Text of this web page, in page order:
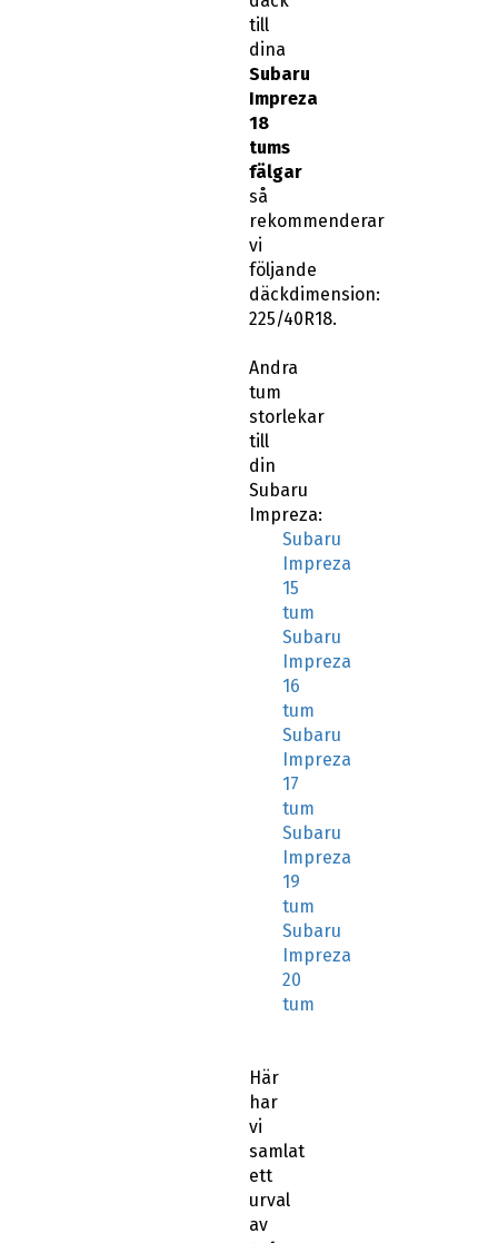
till
dina
Subaru
Impreza
18
tums
fälgar
så
rekommenderar
vi
följande
däckdimension:
225/40R18.
Andra
tum
storlekar
till
din
Subaru
Impreza:
Subaru
Impreza
15
tum
Subaru
Impreza
16
tum
Subaru
Impreza
17
tum
Subaru
Impreza
19
tum
Subaru
Impreza
20
tum
Här
har
vi
samlat
ett
urval
av